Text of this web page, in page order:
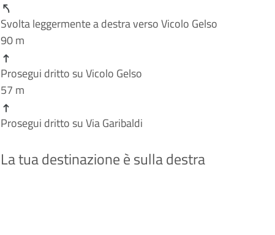
Svolta leggermente adestraversoVicolo Gelso
90 m
Prosegui dritto suVicolo Gelso
57 m
Prosegui dritto suVia Garibaldi
La tua destinazione è sulla destra